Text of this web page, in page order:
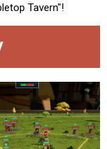
Tavern"!